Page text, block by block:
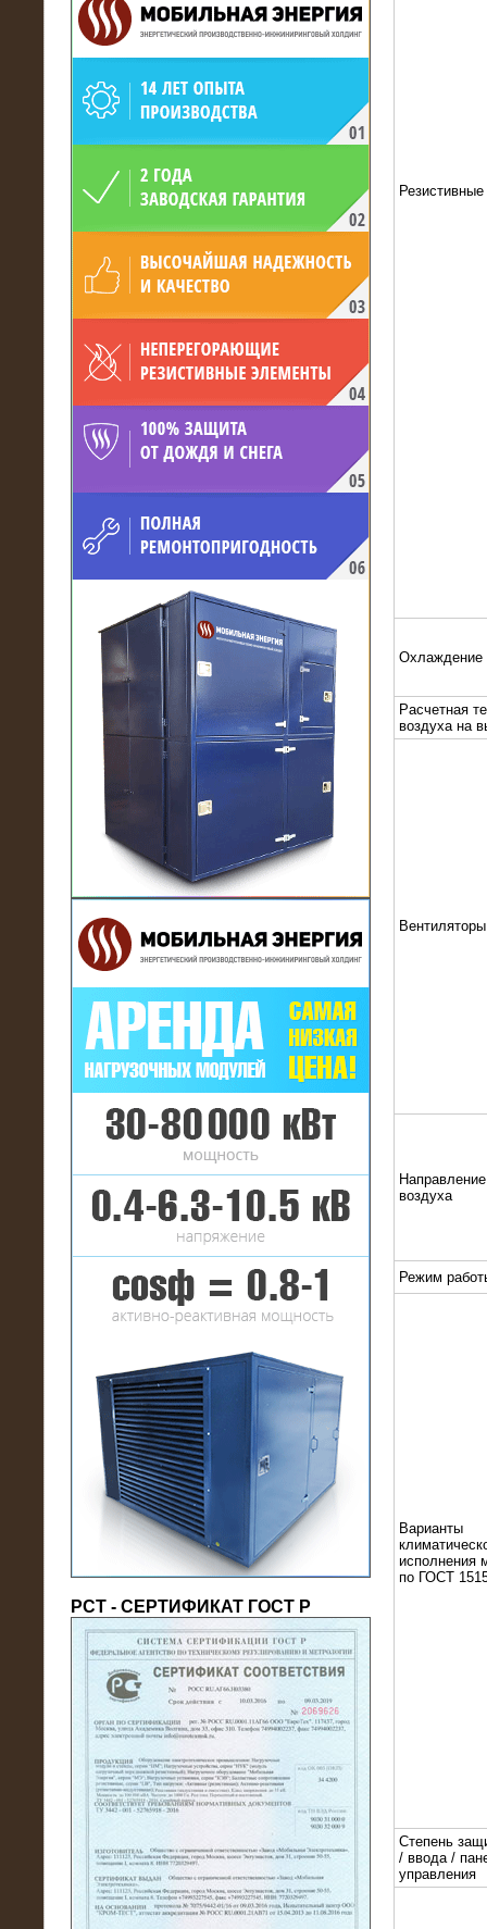
произведён высоковольтный
нагрузочный комплекс 24 МВт с
напряжением 6/10 кВ
15.04.2017
Нагрузочный комплекс 16 МВт с
21.03.2017
Комплектная трансформаторная
подстанция 6 МВА (морское
исполнение, IP56)
16.01.2017
Аренда нагрузочного комплекса 22
МВт (10 кВ) на газовое
месторождение
17.10.2016
Резистивный высоковольтный
нагрузочный модуль 5 МВт
(напряжение 6/10 кВ)
21.08.2016
На производственное предприятие
модули 20 МВт (0,4 кВ)
РСТ - СЕРТИФИКАТ ГОСТ Р
Охлаждение
Расчетная
воздуха на
Вентиляторы
воздуха
Режим
Варианты
исполнения
по ГОСТ
Степень
/ ввода /
управления